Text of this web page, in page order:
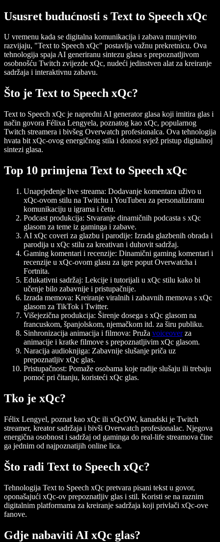
Ususret budućnosti s Text to Speech xQc
U vremenu kada se digitalna komunikacija i zabava munjevito
razvijaju, "Text to Speech xQc" postavlja važnu prekretnicu. Ova
tehnologija spaja AI generiranu sintezu glasa s prepoznatljivom
osobnošću Twitch zvijezde xQc, nudeći jedinstven alat za kreiranje
sadržaja i interaktivnu zabavu.
Što je Text to Speech xQc?
Text to Speech xQc je napredni AI generator glasa koji imitira glas i
način govora Félixa Lengyela, poznatog kao xQc, popularnog
Twitch streamera i bivšeg Overwatch profesionalca. Ova tehnologija
hvata bit xQc-ovog energičnog stila i donosi svjež pristup digitalnoj
sintezi glasa.
Top 10 primjena Text to Speech xQc
Unaprjeđenje live streama: Dodavanje komentara uživo u
xQc-ovom stilu na Twitchu i YouTubeu za personaliziranu
komunikaciju u igrama i četu.
Podcast produkcija: Stvaranje dinamičnih podcasta s xQc
glasom za teme iz gaminga i zabave.
AI xQc coveri za glazbu i parodije: Izrada glazbenih obrada i
parodija u xQc stilu za kreativan i duhovit sadržaj.
Gaming komentari i recenzije: Dinamični gaming komentari i
recenzije u xQc-ovom glasu za igre poput Overwatcha i
Fortnita.
Edukativni sadržaj: Lekcije i tutorijali u xQc stilu kako bi
učenje bilo zabavnije i pristupačnije.
Izrada memova: Kreiranje viralnih i zabavnih memova s xQc
glasom za TikTok i Twitter.
Višejezična produkcija: Širenje dosega s xQc glasom na
francuskom, španjolskom, njemačkom itd. za širu publiku.
Sinhronizacija animacija i filmova: Pruža voiceoverza
animacije i kratke filmove s prepoznatljivim xQc glasom.
Naracija audioknjiga: Zabavnije slušanje priča uz
prepoznatljiv xQc glas.
Pristupačnost: Pomaže osobama koje radije slušaju ili trebaju
pomoć pri čitanju, koristeći xQc glas.
Tko je xQc?
Félix Lengyel, poznat kao xQc ili xQcOW, kanadski je Twitch
streamer, kreator sadržaja i bivši Overwatch profesionalac. Njegova
energična osobnost i sadržaj od gaminga do real-life streamova čine
ga jednim od najpoznatijih online lica.
Što radi Text to Speech xQc?
Tehnologija Text to Speech xQc pretvara pisani tekst u govor,
oponašajući xQc-ov prepoznatljiv glas i stil. Koristi se na raznim
digitalnim platformama za kreiranje sadržaja koji privlači xQc-ove
fanove.
Gdje nabaviti AI xQc glas?